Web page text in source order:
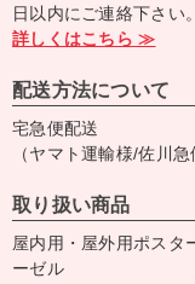
日以内にご連絡下さい。
詳しくはこちら ≫
配送方法について
宅急便配送
（ヤマト運輸様/佐川
取り扱い商品
屋内用・屋外用ポスタ
ーゼル